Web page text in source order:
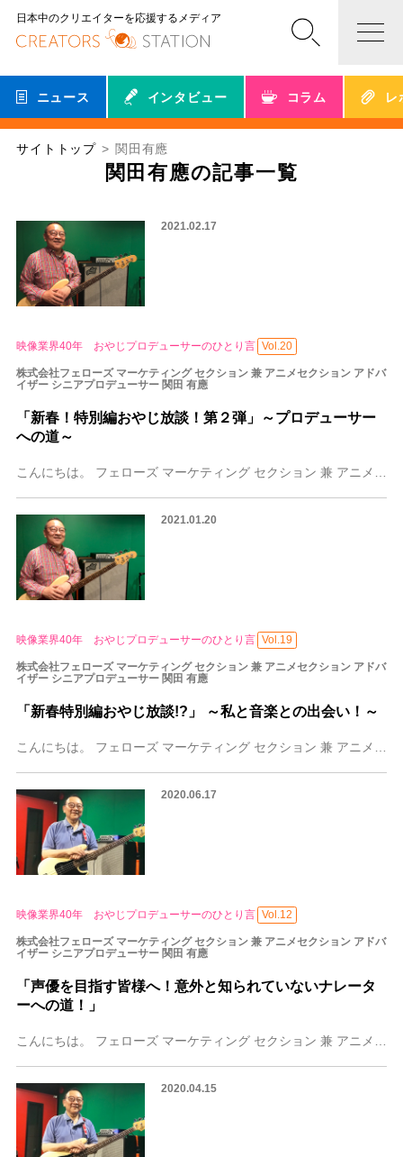
日本中のクリエイターを応援するメディア
ニュース インタビュー コラム レ
サイトトップ 関田有應
関田有應の記事一覧
2021.02.17
映像業界40年 おやじプロデューサーのひとり言 Vol.20
株式会社フェローズ マーケティング セクション 兼 アニメセクション アドバ
イザー シニアプロデューサー 関田 有應
「新春！特別編おやじ放談！第２弾」～プロデューサー
への道～
こんにちは。 フェローズ マーケティング セクション 兼 アニメセクション アドバイザー シニアプロデューサー 関田有應(せきたゆうおう)です。 2021年2月
2021.01.20
映像業界40年 おやじプロデューサーのひとり言 Vol.19
株式会社フェローズ マーケティング セクション 兼 アニメセクション アドバ
イザー シニアプロデューサー 関田 有應
「新春特別編おやじ放談!?」 ～私と音楽との出会い！～
こんにちは。 フェローズ マーケティング セクション 兼 アニメセクション アドバイザー シニアプロデューサー 関田有應（せきたゆうおう）です。
2020.06.17
映像業界40年 おやじプロデューサーのひとり言 Vol.12
株式会社フェローズ マーケティング セクション 兼 アニメセクション アドバ
イザー シニアプロデューサー 関田 有應
「声優を目指す皆様へ！意外と知られていないナレータ
ーへの道！」
2020.04.15